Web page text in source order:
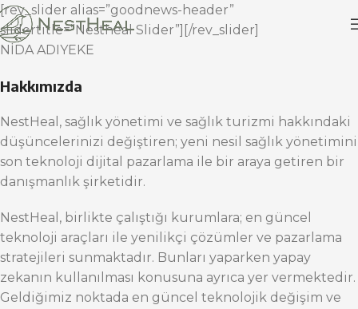
[rev_slider alias=”goodnews-header”
slidertitle=”Nestheal Slider”][/rev_slider]
NİDA ADIYEKE
Hakkımızda
NestHeal, sağlık yönetimi ve sağlık turizmi hakkındaki
düşüncelerinizi değiştiren; yeni nesil sağlık yönetimini
son teknoloji dijital pazarlama ile bir araya getiren bir
danışmanlık şirketidir.
NestHeal, birlikte çalıştığı kurumlara; en güncel
teknoloji araçları ile yenilikçi çözümler ve pazarlama
stratejileri sunmaktadır. Bunları yaparken yapay
zekanın kullanılması konusuna ayrıca yer vermektedir.
Geldiğimiz noktada en güncel teknolojik değişim ve